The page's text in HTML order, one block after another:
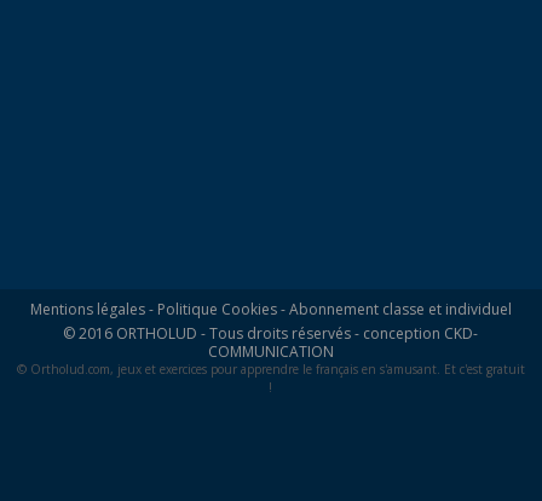
Mentions légales- Politique Cookies-Abonnement classe et individuel
© 2016 ORTHOLUD - Tous droits réservés - conception CKD-
COMMUNICATION
© Ortholud.com, jeux et exercices pour apprendre le français en s'amusant. Et c'est gratuit
!